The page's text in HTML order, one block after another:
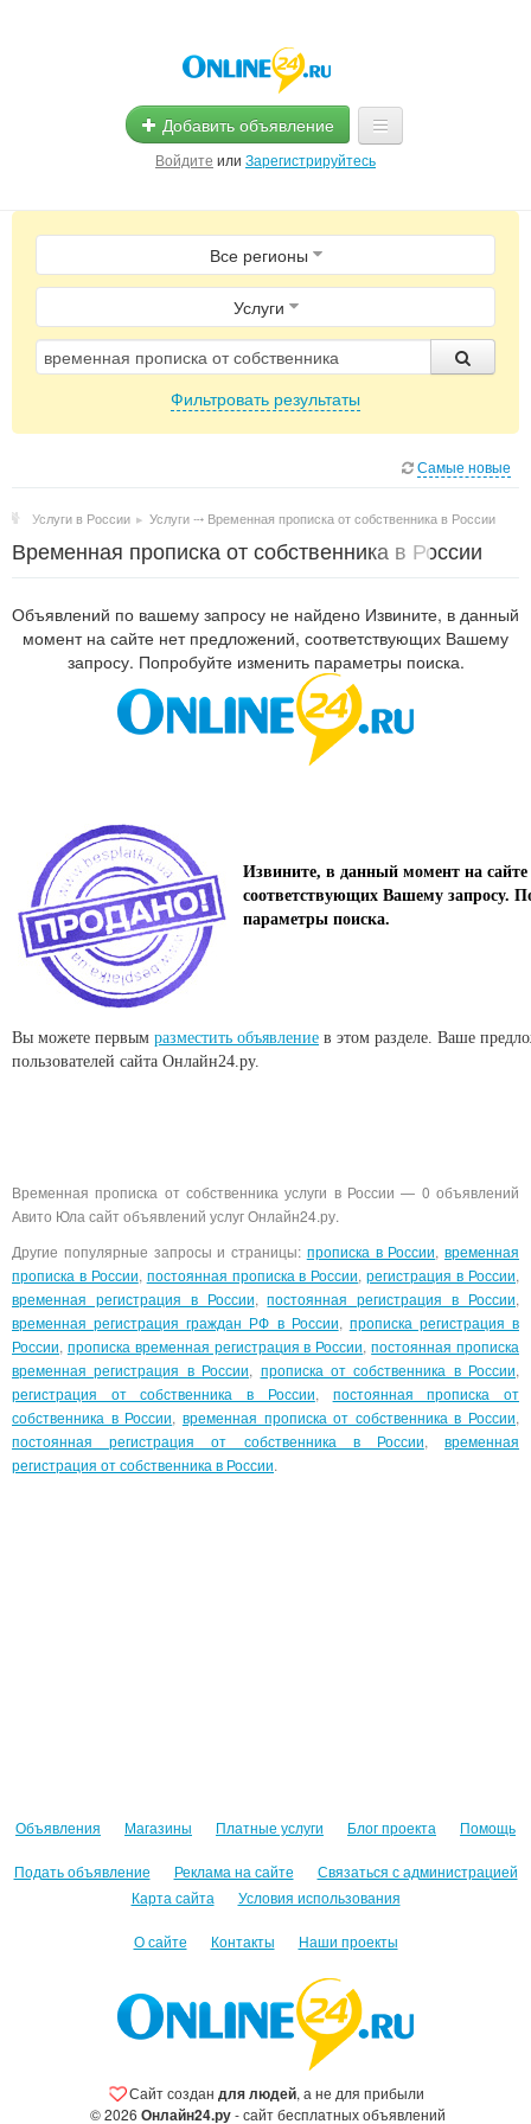
Добавить объявление
Войдите или Зарегистрируйтесь
Главная
Помощь
Услуги
Реклама
Магазины
Все регионы
Услуги
Фильтровать результаты
Самые новые
Услуги в России ▸ Услуги ⤏ Временная прописка от собственника в России
Временная прописка от собственника в России
Объявлений по вашему запросу не найдено Извините, в данный
момент на сайте нет предложений, соответствующих Вашему
запросу. Попробуйте изменить параметры поиска.
Извините, в данный момент на сайте
соответствующих Вашему запросу.
параметры поиска.
Вы можете первым разместить объявление в этом разделе. Ваше
пользователей сайта Онлайн24.ру.
Временная прописка от собственника услуги в России — 0 объявлений
Авито Юла сайт объявлений услуг Онлайн24.ру.
Другие популярные запросы и страницы: прописка в России, временная
прописка в России, постоянная прописка в России,регистрация в России,
временная регистрация в России,постоянная регистрация в России,
временная регистрация граждан РФ в России, прописка регистрация в
России, прописка временная регистрация в России,постоянная прописка
временная регистрация в России, прописка от собственника в России,
регистрация от собственника в России, постоянная прописка от
собственника в России, временная прописка от собственника в России,
постоянная регистрация от собственника в России,временная
регистрация от собственника в России.
Объявления Магазины Платные услуги Блог проекта Помощь
Подать объявление Реклама на сайте
Связаться с администрацией
Карта сайта
Условия использования
О сайте Контакты Наши проекты
Сайт создан для людей, а не для прибыли
© 2026 Онлайн24.ру- сайт бесплатных объявлений